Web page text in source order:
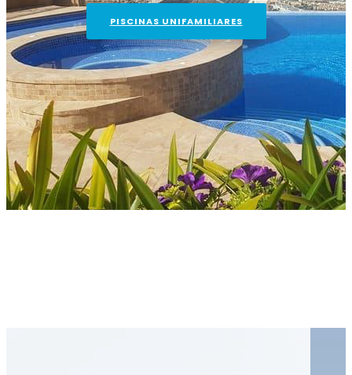
PISCINAS UNIFAMILIARES